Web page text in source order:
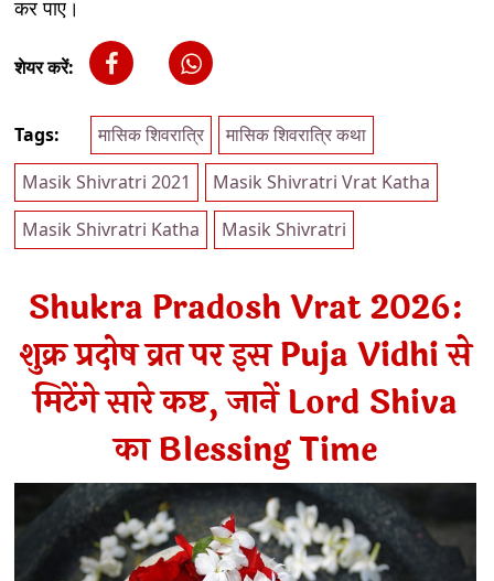
कर पाए।
शेयर करें:
Tags: मासिक शिवरात्रि
मासिक शिवरात्रि कथा
Masik Shivratri 2021
Masik Shivratri Vrat Katha
Masik Shivratri Katha
Masik Shivratri
Shukra Pradosh Vrat 2026:
शुक्र प्रदोष व्रत पर इस Puja Vidhi से
मिटेंगे सारे कष्ट, जानें Lord Shiva
का Blessing Time